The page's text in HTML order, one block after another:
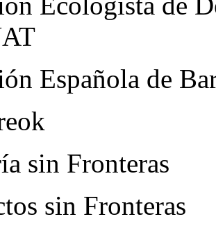
Española de
sin Fronteras
sin Fronteras